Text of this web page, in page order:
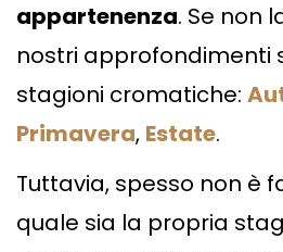
appartenenza. Se non
nostri approfondimenti
stagioni cromatiche:
Primavera, Estate.
Tuttavia, spesso non è
quale sia la propria